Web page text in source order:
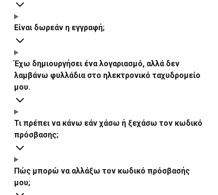
Είναι δωρεάν η εγγραφή;
Έχω δημιουργήσει ένα λογαριασμό, αλλά δεν
λαμβάνω φυλλάδια στο ηλεκτρονικό ταχυδρομείο
μου.
Τι πρέπει να κάνω εάν χάσω ή ξεχάσω τον κωδικό
πρόσβασης;
Πώς μπορώ να αλλάξω τον κωδικό πρόσβασής
μου;